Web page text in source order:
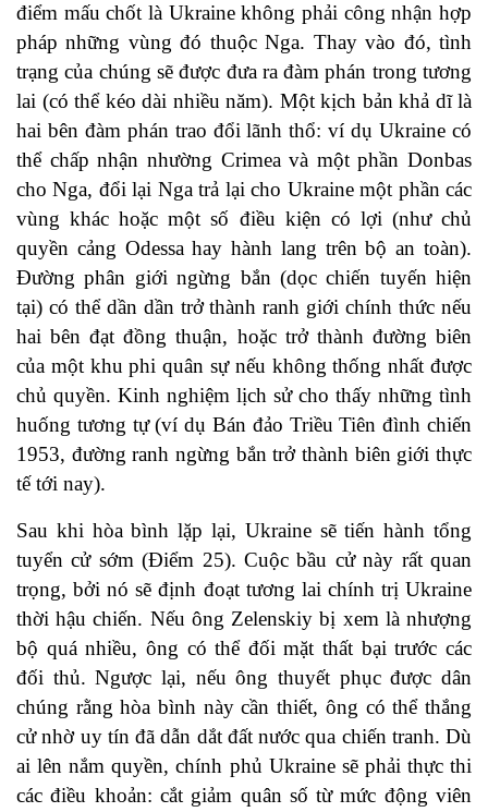
điểm mấu chốt là Ukraine không phải công nhận hợp
pháp những vùng đó thuộc Nga. Thay vào đó, tình
trạng của chúng sẽ được đưa ra đàm phán trong tương
lai (có thể kéo dài nhiều năm). Một kịch bản khả dĩ là
hai bên đàm phán trao đổi lãnh thổ: ví dụ Ukraine có
thể chấp nhận nhường Crimea và một phần Donbas
cho Nga, đổi lại Nga trả lại cho Ukraine một phần các
vùng khác hoặc một số điều kiện có lợi (như chủ
quyền cảng Odessa hay hành lang trên bộ an toàn).
Đường phân giới ngừng bắn (dọc chiến tuyến hiện
tại) có thể dần dần trở thành ranh giới chính thức nếu
hai bên đạt đồng thuận, hoặc trở thành đường biên
của một khu phi quân sự nếu không thống nhất được
chủ quyền. Kinh nghiệm lịch sử cho thấy những tình
huống tương tự (ví dụ Bán đảo Triều Tiên đình chiến
1953, đường ranh ngừng bắn trở thành biên giới thực
tế tới nay).
Sau khi hòa bình lặp lại, Ukraine sẽ tiến hành tổng
tuyển cử sớm (Điểm 25). Cuộc bầu cử này rất quan
trọng, bởi nó sẽ định đoạt tương lai chính trị Ukraine
thời hậu chiến. Nếu ông Zelenskiy bị xem là nhượng
bộ quá nhiều, ông có thể đối mặt thất bại trước các
đối thủ. Ngược lại, nếu ông thuyết phục được dân
chúng rằng hòa bình này cần thiết, ông có thể thắng
cử nhờ uy tín đã dẫn dắt đất nước qua chiến tranh. Dù
ai lên nắm quyền, chính phủ Ukraine sẽ phải thực thi
các điều khoản: cắt giảm quân số từ mức động viên